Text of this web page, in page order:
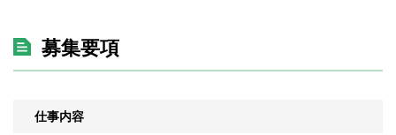
募集要項
仕事内容